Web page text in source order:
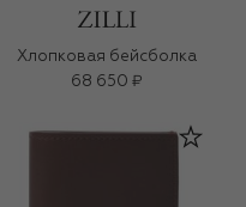
Хлопковая бейсболка
68 650 ₽